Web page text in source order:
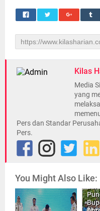
Kilas
Media
yang
Pers dan Standar
Pers.
You Might Also Like: